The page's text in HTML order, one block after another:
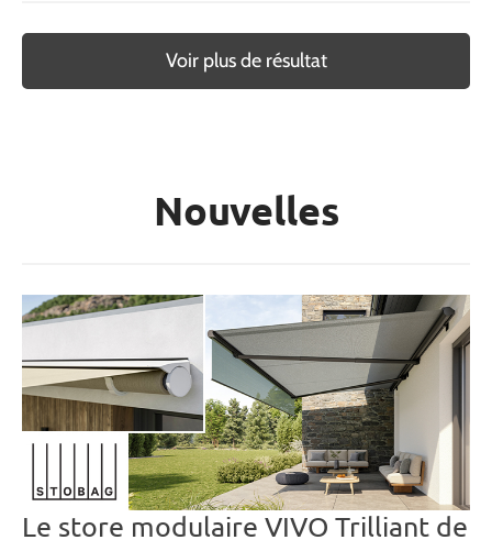
Voir plus de résultat
Nouvelles
Le store modulaire VIVO Trilliant de